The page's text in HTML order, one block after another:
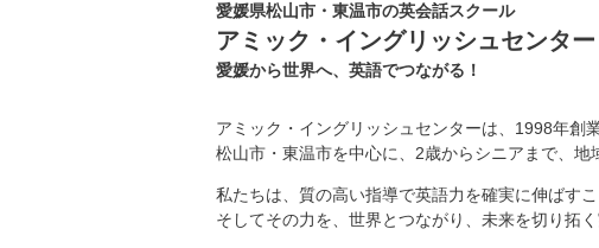
愛媛県松山市・東温市の英会話スクール
アミック・イングリッシュセンター
愛媛から世界へ、英語でつながる！
アミック・イングリッシュセンターは、1998年創
松山市・東温市を中心に、2歳からシニアまで、地
私たちは、質の高い指導で英語力を確実に伸ばすこ
そしてその力を、世界とつながり、未来を切り拓く